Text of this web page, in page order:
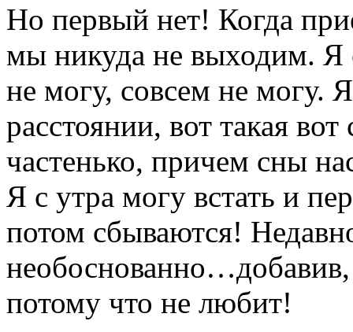
Но первый нет! Когда
мы никуда не выходим. Я
не могу, совсем не могу.
расстоянии, вот такая
частенько, причем сны
Я с утра могу встать и
потом сбываются!
необоснованно…добавив,
потому что не любит!